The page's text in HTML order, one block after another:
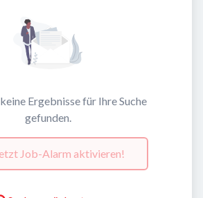
Ergebnisse für Ihre Suche
gefunden.
Job-Alarm aktivieren!